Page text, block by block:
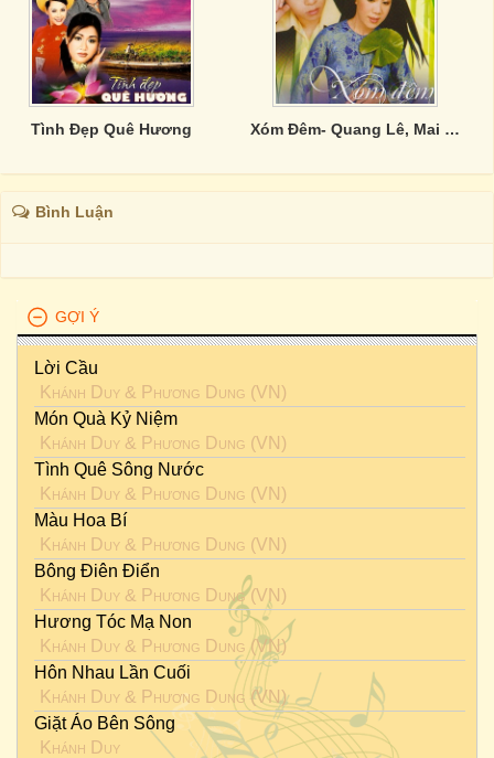
Tình Đẹp Quê Hương Xóm Đêm- Quang Lê, Mai Thiên Vân
Bình Luận
GỢI Ý
Lời Cầu
Khánh Duy & Phương Dung (VN)
Món Quà Kỷ Niệm
Khánh Duy & Phương Dung (VN)
Tình Quê Sông Nước
Khánh Duy & Phương Dung (VN)
Màu Hoa Bí
Khánh Duy & Phương Dung (VN)
Bông Điên Điển
Khánh Duy & Phương Dung (VN)
Hương Tóc Mạ Non
Khánh Duy & Phương Dung (VN)
Hôn Nhau Lần Cuối
Khánh Duy & Phương Dung (VN)
Giặt Áo Bên Sông
Khánh Duy